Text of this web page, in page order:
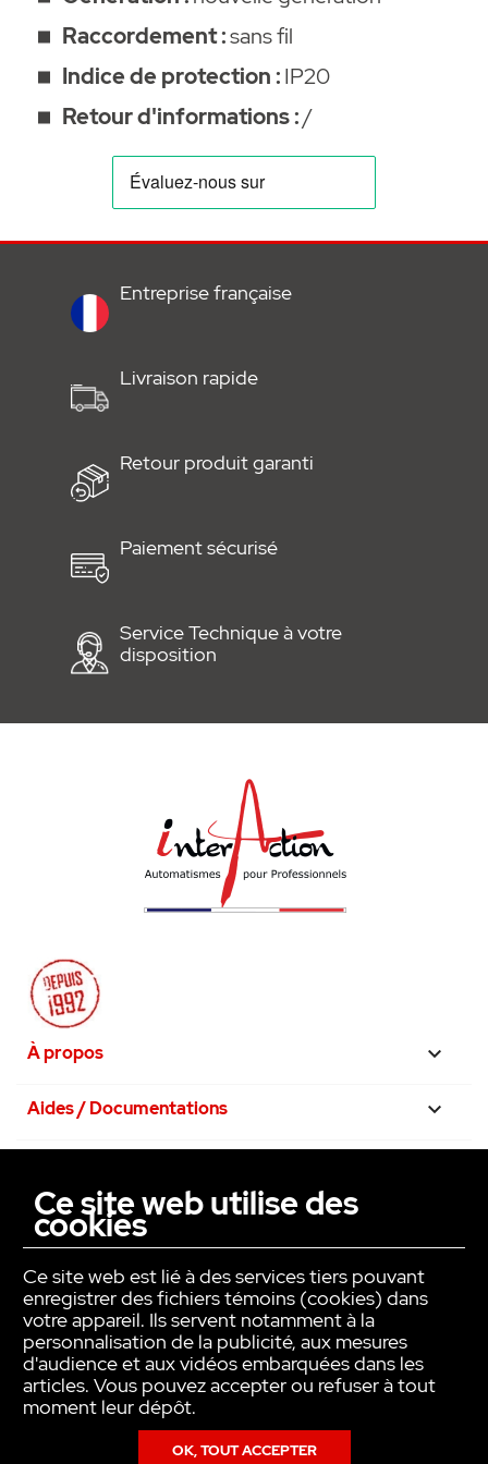
Document à télécharger :
•Plan de câblage
Raccordement :sans fil
Indice de protection :IP20
Retour d'informations :/
Entreprise française
Livraison rapide
Retour produit garanti
Paiement sécurisé
Service Technique à votre
disposition
À propos 
Aides / Documentations 
La confiance avant tout
Ce site web utilise des
cookies
Ce site web est lié à des services tiers pouvant
enregistrer des fichiers témoins (cookies) dans
votre appareil. Ils servent notamment à la
personnalisation de la publicité, aux mesures
d'audience et aux vidéos embarquées dans les
articles. Vous pouvez accepter ou refuser à tout
moment leur dépôt.
OK, TOUT ACCEPTER